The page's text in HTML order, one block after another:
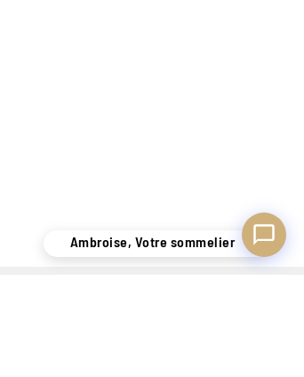
Ambroise, Votre sommelier